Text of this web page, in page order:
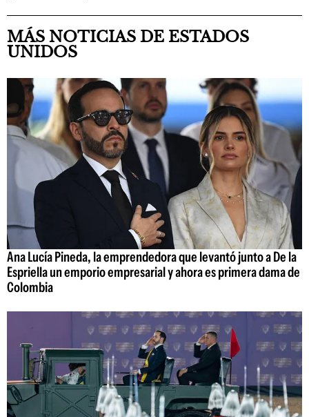
MÁS NOTICIAS DE ESTADOS
UNIDOS
Ana Lucía Pineda, la emprendedora que levantó junto a De la
Espriella un emporio empresarial y ahora es primera dama de
Colombia